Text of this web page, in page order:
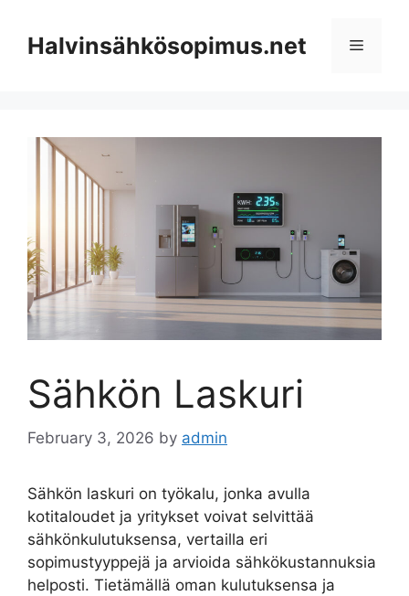
contentHalvinsähkösopimus.net Menu
Sähkön Laskuri
February 3, 2026 by admin
Sähkön laskuri on työkalu, jonka avulla
kotitaloudet ja yritykset voivat selvittää
sähkönkulutuksensa, vertailla eri
sopimustyyppejä ja arvioida sähkökustannuksia
helposti. Tietämällä oman kulutuksensa ja